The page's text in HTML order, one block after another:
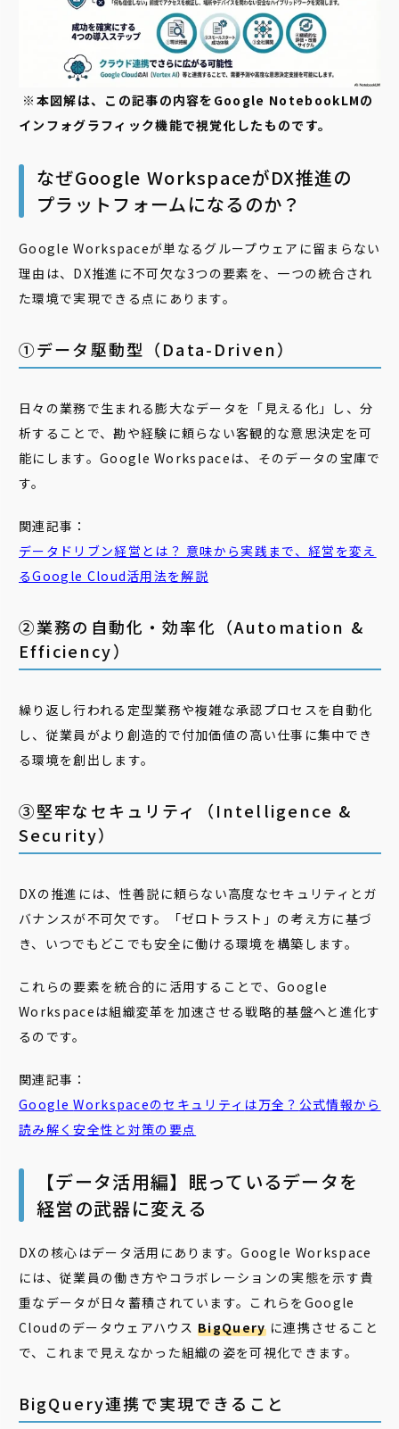
※本図解は、この記事の内容をGoogle NotebookLMの
インフォグラフィック機能で視覚化したものです。
なぜGoogle WorkspaceがDX推進の
プラットフォームになるのか？
Google Workspaceが単なるグループウェアに留まらない
理由は、DX推進に不可欠な3つの要素を、一つの統合され
た環境で実現できる点にあります。
①データ駆動型（Data-Driven）
日々の業務で生まれる膨大なデータを「見える化」し、分
析することで、勘や経験に頼らない客観的な意思決定を可
能にします。Google Workspaceは、そのデータの宝庫で
す。
関連記事：
データドリブン経営とは？ 意味から実践まで、経営を変え
るGoogle Cloud活用法を解説
②業務の自動化・効率化（Automation &
Efficiency）
繰り返し行われる定型業務や複雑な承認プロセスを自動化
し、従業員がより創造的で付加価値の高い仕事に集中でき
る環境を創出します。
③堅牢なセキュリティ（Intelligence &
Security）
DXの推進には、性善説に頼らない高度なセキュリティとガ
バナンスが不可欠です。「ゼロトラスト」の考え方に基づ
き、いつでもどこでも安全に働ける環境を構築します。
これらの要素を統合的に活用することで、Google
Workspaceは組織変革を加速させる戦略的基盤へと進化す
るのです。
関連記事：
Google Workspaceのセキュリティ は万全？ 公式情報から
読み解く安全性と対策の要点
【データ活用編】眠っているデータを
経営の武器に変える
DXの核心はデータ活用にあります。Google Workspace
には、従業員の働き方やコラボレーションの実態を示す貴
重なデータが日々蓄積されています。これらをGoogle
CloudのデータウェアハウスBigQueryに連携させること
で、これまで見えなかった組織の姿を可視化できます。
BigQuery連携で実現できること